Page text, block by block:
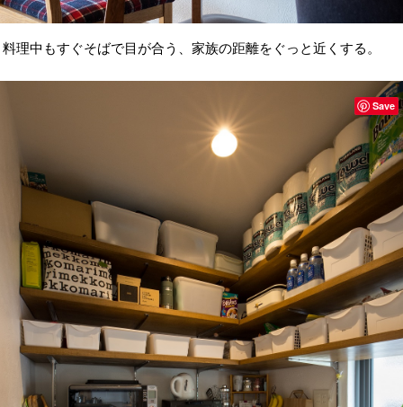
料理中もすぐそばで目が合う、家族の距離をぐっと近くする。
Save